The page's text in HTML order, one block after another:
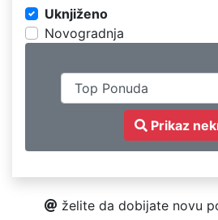
Uknjiženo
Novogradnja
Prikaz
želite da